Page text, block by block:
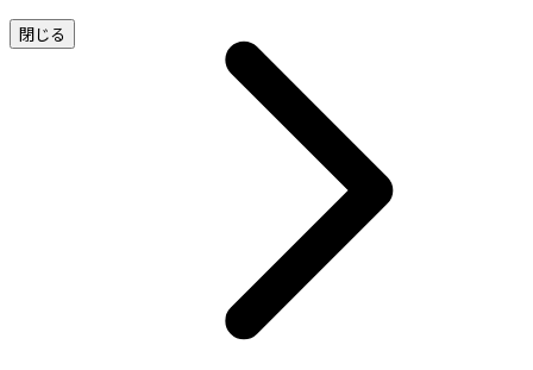
閉じる